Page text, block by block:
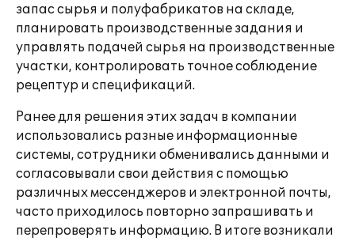
запас сырья и полуфабрикатов на складе,
планировать производственные задания и
управлять подачей сырья на производственные
участки, контролировать точное соблюдение
рецептур и спецификаций.
Ранее для решения этих задач в компании
использовались разные информационные
системы, сотрудники обменивались данными и
согласовывали свои действия с помощью
различных мессенджеров и электронной почты,
часто приходилось повторно запрашивать и
перепроверять информацию. В итоге возникали